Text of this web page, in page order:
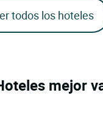
todos los hoteles
mejor